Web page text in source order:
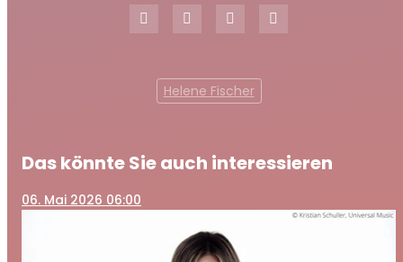
Helene Fischer
Das könnte Sie auch interessieren
06. Mai 2026 06:00